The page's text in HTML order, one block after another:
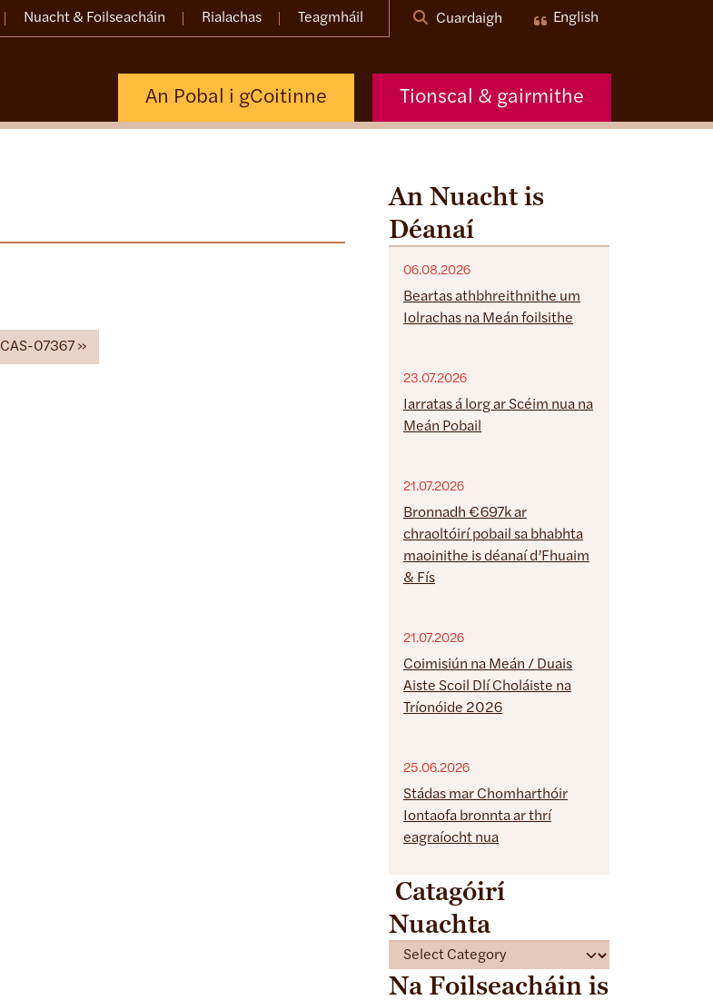
Nuacht & Foilseacháin Rialachas Teagmháil Cuardaigh English
An Pobal i gCoitinne Tionscal & gairmithe
CAS-07367
An Nuacht is
Déanaí
06.08.2026
Beartas athbhreithnithe um
Iolrachas na Meán foilsithe
23.07.2026
Iarratas á lorg ar Scéim nua na
Meán Pobail
21.07.2026
Bronnadh €697k ar
chraoltóirí pobail sa bhabhta
maoinithe is déanaí d’Fhuaim
& Fís
21.07.2026
Coimisiún na Meán / Duais
Aiste Scoil Dlí Choláiste na
Tríonóide 2026
25.06.2026
Stádas mar Chomharthóir
Iontaofa bronnta ar thrí
eagraíocht nua
Catagóirí
Nuachta
a
t
Na Foilseacháin is